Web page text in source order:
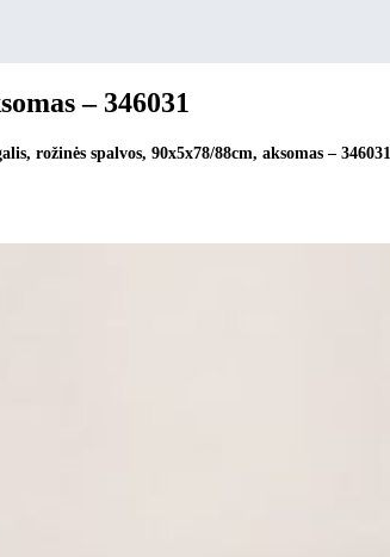
– 346031
rožinės spalvos, 90x5x78/88cm, aksomas – 346031